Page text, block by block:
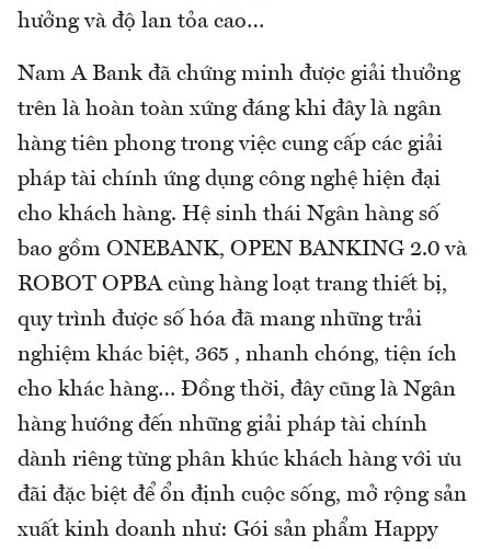
hưởng và độ lan tỏa cao…
Nam A Bank đã chứng minh được giải thưởng
trên là hoàn toàn xứng đáng khi đây là ngân
hàng tiên phong trong việc cung cấp các giải
pháp tài chính ứng dụng công nghệ hiện đại
cho khách hàng. Hệ sinh thái Ngân hàng số
bao gồm ONEBANK, OPEN BANKING 2.0 và
ROBOT OPBA cùng hàng loạt trang thiết bị,
quy trình được số hóa đã mang những trải
nghiệm khác biệt, 365 , nhanh chóng, tiện ích
cho khác hàng… Đồng thời, đây cũng là Ngân
hàng hướng đến những giải pháp tài chính
dành riêng từng phân khúc khách hàng với ưu
đãi đặc biệt để ổn định cuộc sống, mở rộng sản
xuất kinh doanh như: Gói sản phẩm Happy